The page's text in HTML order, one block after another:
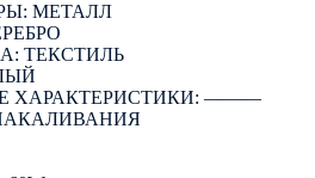
МЕТАЛЛ
ТЕКСТИЛЬ
ХАРАКТЕРИСТИКИ: ―――